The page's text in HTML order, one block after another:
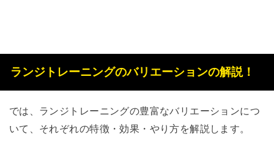
ランジトレーニングのバリエーションの解説！
では、ランジトレーニングの豊富なバリエーションにつ
いて、それぞれの特徴・効果・やり方を解説します。